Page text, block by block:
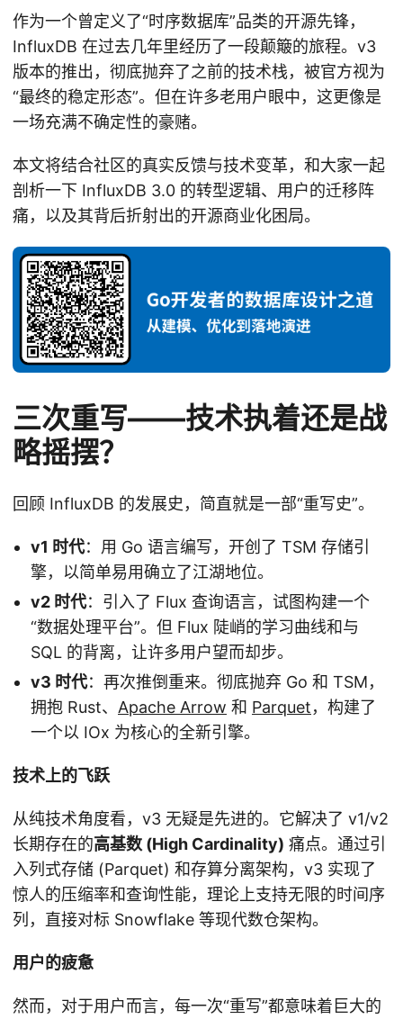
作为一个曾定义了“时序数据库”品类的开源先锋，
InfluxDB 在过去几年里经历了一段颠簸的旅程。v3
版本的推出，彻底抛弃了之前的技术栈，被官方视为
“最终的稳定形态”。但在许多老用户眼中，这更像是
一场充满不确定性的豪赌。
本文将结合社区的真实反馈与技术变革，和大家一起
剖析一下 InfluxDB 3.0 的转型逻辑、用户的迁移阵
痛，以及其背后折射出的开源商业化困局。
三次重写——技术执着还是战
略摇摆？
回顾 InfluxDB 的发展史，简直就是一部“重写史”。
v1 时代：用 Go 语言编写，开创了 TSM 存储引
擎，以简单易用确立了江湖地位。
v2 时代：引入了 Flux 查询语言，试图构建一个
“数据处理平台”。但 Flux 陡峭的学习曲线和与
SQL 的背离，让许多用户望而却步。
v3 时代：再次推倒重来。彻底抛弃 Go 和 TSM，
拥抱 Rust、 Apache Arrow 和 Parquet，构建了
一个以 IOx 为核心的全新引擎。
技术上的飞跃
从纯技术角度看，v3 无疑是先进的。它解决了 v1/v2
长期存在的高基数 (High Cardinality) 痛点。通过引
入列式存储 (Parquet) 和存算分离架构，v3 实现了
惊人的压缩率和查询性能，理论上支持无限的时间序
列，直接对标 Snowflake 等现代数仓架构。
用户的疲惫
然而，对于用户而言，每一次“重写”都意味着巨大的